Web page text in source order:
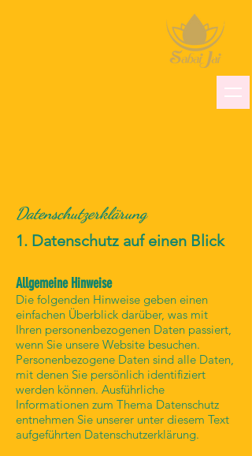
Datenschutzerklärung
1. Datenschutz auf einen Blick
Allgemeine Hinweise
Die folgenden Hinweise geben einen
einfachen Überblick darüber, was mit
Ihren personenbezogenen Daten passiert,
wenn Sie unsere Website besuchen.
Personenbezogene Daten sind alle Daten,
mit denen Sie persönlich identifiziert
werden können. Ausführliche
Informationen zum Thema Datenschutz
entnehmen Sie unserer unter diesem Text
aufgeführten Datenschutzerklärung.